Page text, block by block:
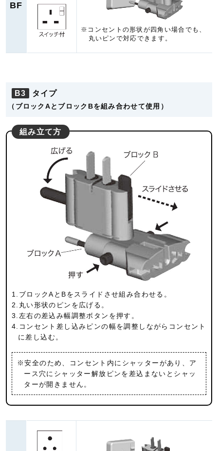
BF
※コンセントの形状が四角い場合でも、
丸いピンで対応できます。
B3 タイプ
（ブロックAとブロックBを組み合わせて使用）
組み立て方
1.ブロックAとBをスライドさせ組み合わせる。
2.丸い形状のピンを広げる。
3.左右の差込み幅調整ボタンを押す。
4.コンセント差し込みピンの幅を調整しながらコンセント
に差し込む。
※安全のため、コンセント内にシャッターがあり、ア
ース穴にシャッター解放ピンを差込まないとシャッ
ターが開きません。